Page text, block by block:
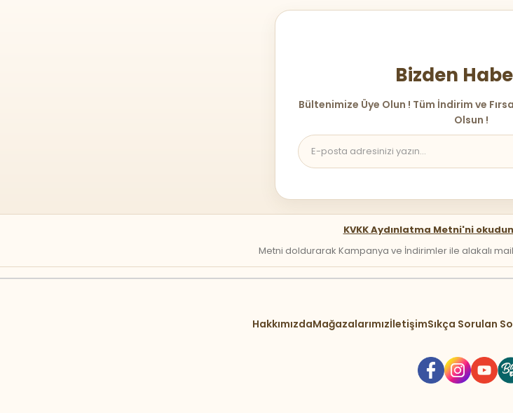
Bizden
Bültenimize Üye Olun ! Tüm İndirim ve
Olsun !
KVKK Aydınlatma Metni'ni
Metni doldurarak Kampanya ve İndirimler ile alakalı mail
HakkımızdaMağazalarımızİletişimSıkça Sorulan